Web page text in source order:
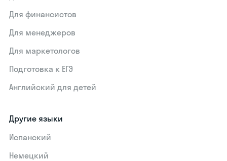
Для финансистов
Для менеджеров
Для маркетологов
Подготовка к ЕГЭ
Английский для детей
Другие языки
Испанский
Немецкий